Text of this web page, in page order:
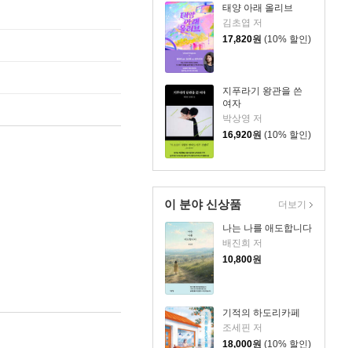
태양 아래 올리브
김초엽 저
17,820원 (10% 할인)
지푸라기 왕관을 쓴
여자
박상영 저
16,920원 (10% 할인)
이 분야 신상품
나는 나를 애도합니다
배진희 저
10,800원
기적의 하도리카페
조세핀 저
18,000원 (10% 할인)
더보기